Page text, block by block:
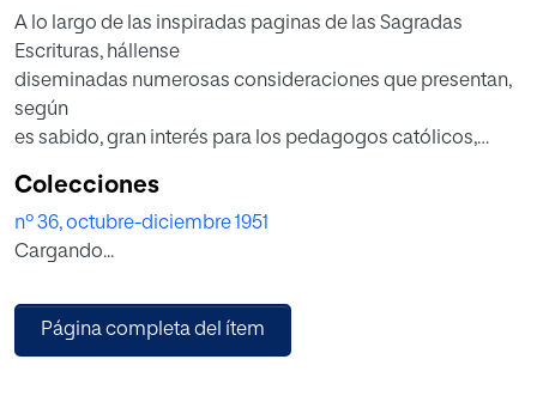
A lo largo de las inspiradas paginas de las Sagradas
Escrituras, hállense
diseminadas numerosas consideraciones que presentan,
según
es sabido, gran interés para los pedagogos católicos,
han tomado de las mismas abundantes elementos para
sus
construcciones teoréticas.
comparativo,
de los párrafos bíblicos interesantes para los educadores,
Colecciones
nº 36, octubre-diciembre 1951
Cargando...
Página completa del ítem